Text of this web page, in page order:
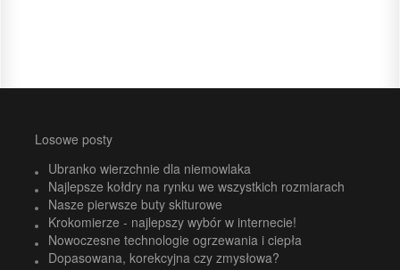
Losowe posty
Ubranko wierzchnie dla niemowlaka
Najlepsze kołdry na rynku we wszystkich rozmiarach
Nasze pierwsze buty skiturowe
Krokomierze - najlepszy wybór w internecie!
Nowoczesne technologie ogrzewania i ciepła
Dopasowana, korekcyjna czy zmysłowa?